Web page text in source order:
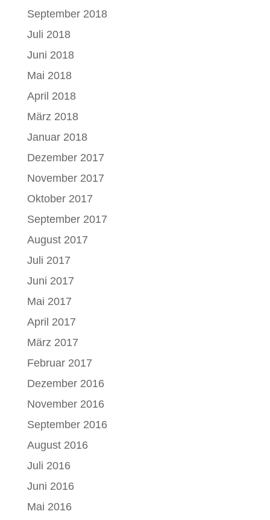
September 2018
Juli 2018
Juni 2018
Mai 2018
April 2018
März 2018
Januar 2018
Dezember 2017
November 2017
Oktober 2017
September 2017
August 2017
Juli 2017
Juni 2017
Mai 2017
April 2017
März 2017
Februar 2017
Dezember 2016
November 2016
September 2016
August 2016
Juli 2016
Juni 2016
Mai 2016